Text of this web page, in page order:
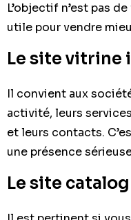
L’objectif n’est pas
utile pour vendre
Le site vitrine
Il convient aux
activité, leurs
et leurs contacts.
une présence
Le site